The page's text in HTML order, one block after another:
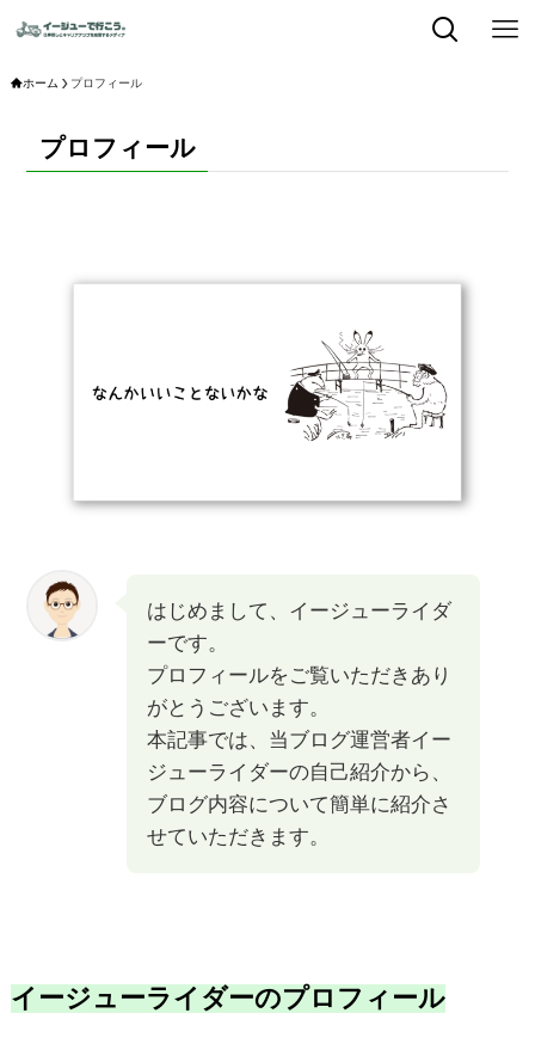
ホーム プロフィール
プロフィール
はじめまして、イージューライダ
ーです。
プロフィールをご覧いただきあり
がとうございます。
本記事では、当ブログ運営者イー
ジューライダーの自己紹介から、
ブログ内容について簡単に紹介さ
せていただきます。
イージューライダーのプロフィール